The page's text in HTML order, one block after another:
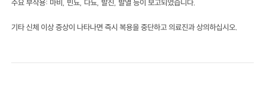
주요 부작용: 마비, 빈뇨, 다뇨, 발진, 발열 등이 보고되었습니다.
기타 신체 이상 증상이 나타나면 즉시 복용을 중단하고 의료진과 상의하십시오.